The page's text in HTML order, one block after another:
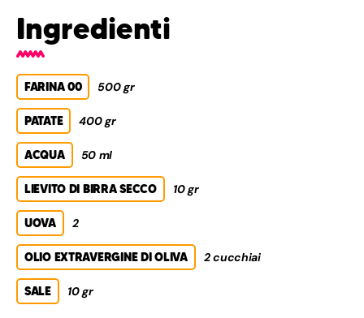
Ingredienti
FARINA 00 500 gr
PATATE 400 gr
ACQUA 50 ml
LIEVITO DI BIRRA SECCO 10 gr
UOVA 2
OLIO EXTRAVERGINE DI OLIVA 2 cucchiai
SALE 10 gr